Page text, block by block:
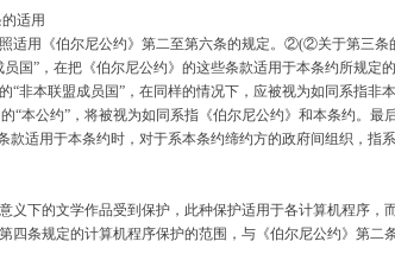
适用
用《伯尔尼公约》第二至第六条的规定。②(②关于第三条
员国”，在把《伯尔尼公约》的这些条款适用于本条约所规定
“非本联盟成员国”，在同样的情况下，应被视为如同系指非
“本公约”，将被视为如同系指《伯尔尼公约》和本条约。
款适用于本条约时，对于系本条约缔约方的政府间组织，指
下的文学作品受到保护，此种保护适用于各计算机程序，
四条规定的计算机程序保护的范围，与《伯尔尼公约》第二